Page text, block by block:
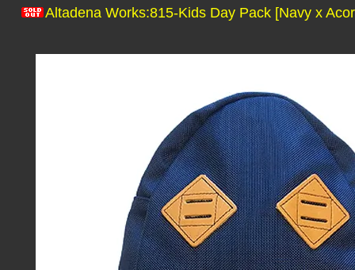
Altadena Works:815-Kids Day Pack [Navy x